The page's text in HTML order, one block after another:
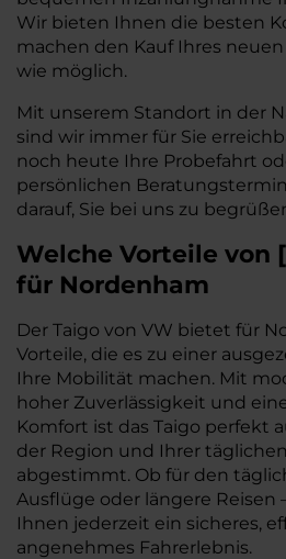
Wir bieten Ihnen die besten
machen den Kauf Ihres
wie möglich.
Mit unserem Standort in der
sind wir immer für Sie
noch heute Ihre Probefahrt
persönlichen
darauf, Sie bei uns zu
Welche Vorteile von [
für Nordenham
Der Taigo von VW bietet für
Vorteile, die es zu einer
Ihre Mobilität machen. Mit
hoher Zuverlässigkeit und
Komfort ist das Taigo perfekt
der Region und Ihrer
abgestimmt. Ob für den
Ausflüge oder längere Reisen
Ihnen jederzeit ein sicheres,
angenehmes Fahrerlebnis.